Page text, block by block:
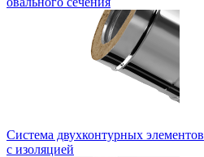
Система двухконтурных элементов
с изоляцией